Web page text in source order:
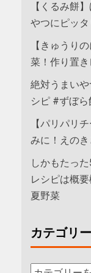
【くるみ餅
やつにピッタ
【きゅうり
菜！作り置
絶対うまい
シピ #ずぼら
【パリパリ
みに！えの
しかもたっ
レシピは概
夏野菜
カテゴリー